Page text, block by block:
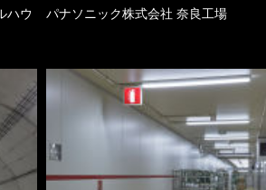
ハウ
パナソニック株式会社 奈良工場